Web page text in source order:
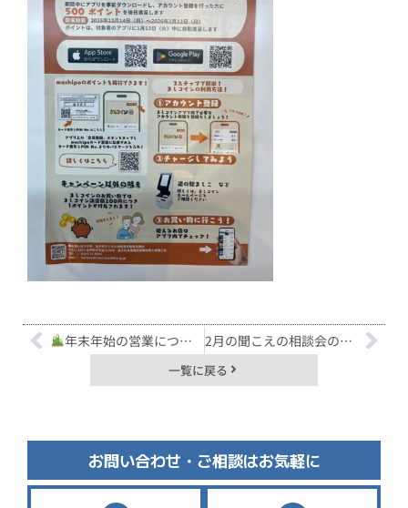
年末年始の営業についてのお知らせです 2月の聞こえの相談会のお知らせ
一覧に戻る
お問い合わせ・ご相談はお気軽に